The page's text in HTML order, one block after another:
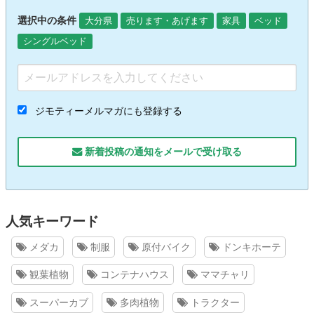
選択中の条件 大分県 売ります・あげます 家具
ベッド
シングルベッド
ジモティーメルマガにも登録する
新着投稿の通知をメールで受け取る
人気キーワード
メダカ 制服 原付バイク ドンキホーテ
観葉植物 コンテナハウス ママチャリ
スーパーカブ 多肉植物 トラクター